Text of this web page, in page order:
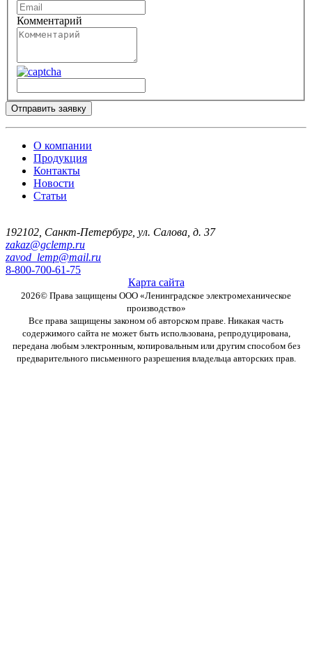
Комментарий
Отправить заявку
О компании
Продукция
Контакты
Новости
Статьи
192102 Санкт-Петербург ул. Салова, д. 37
zakaz@gclemp.ru
zavod_lemp@mail.ru
8-800-700-61-75
Карта сайта
2026© Права защищены ООО «Ленинградское электромеханическое
производство»
Все права защищены законом об авторском праве. Никакая часть
содержимого сайта не может быть использована, репродуцирована,
передана любым электронным, копировальным или другим способом без
предварительного письменного разрешения владельца авторских прав.